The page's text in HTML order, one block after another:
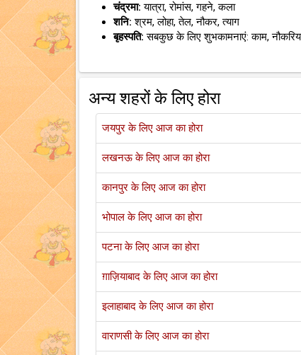
चंद्रमा: यात्रा, रोमांस, गहने, कला
शनि: श्रम, लोहा, तेल, नौकर, त्याग
बृहस्पति: सबकुछ के लिए शुभकामनाएं: काम,
अन्य शहरों के लिए होरा
जयपुर के लिए आज का होरा
लखनऊ के लिए आज का होरा
कानपुर के लिए आज का होरा
भोपाल के लिए आज का होरा
पटना के लिए आज का होरा
ग़ाज़ियाबाद के लिए आज का होरा
इलाहाबाद के लिए आज का होरा
वाराणसी के लिए आज का होरा